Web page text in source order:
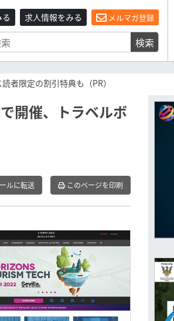
求人情報をみる メルマガ登録
検索
者限定の割引特典も（PR）
開催、トラベルボ
ルに転送 このページを印刷